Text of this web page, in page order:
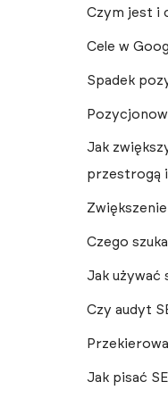
Czym jest i
Cele w
Spadek
Jak
przestrogą
Czego
Jak używać
Czy audyt
Jak pisać